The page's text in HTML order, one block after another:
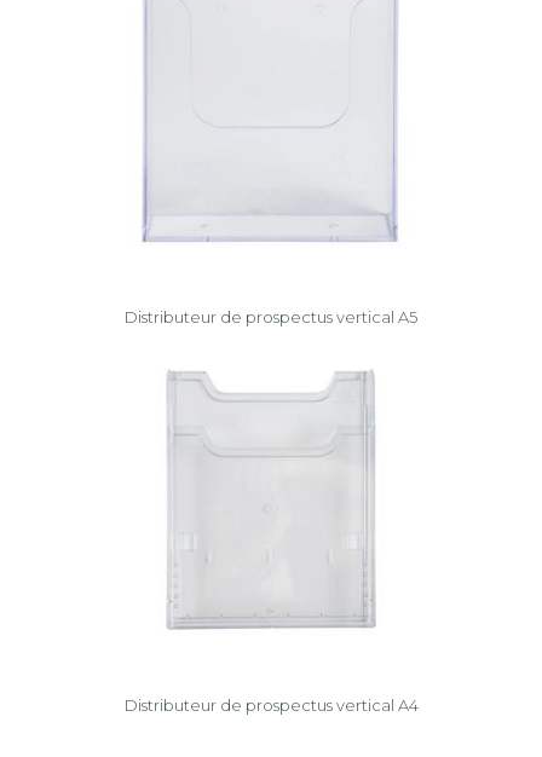
Distributeur de prospectus vertical A5
Distributeur de prospectus vertical A4